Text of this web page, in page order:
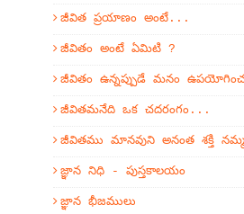
జీవిత ప్రయాణం అంటే...
జీవితం అంటే ఏమిటి ?
జీవితం ఉన్నప్పుడే మనం
జీవితమనేది ఒక చదరంగం...
జీవితము మానవుని అనంత శక్తి
జ్ఞాన నిధి - పుస్తకాలయం
జ్ఞాన భీజములు